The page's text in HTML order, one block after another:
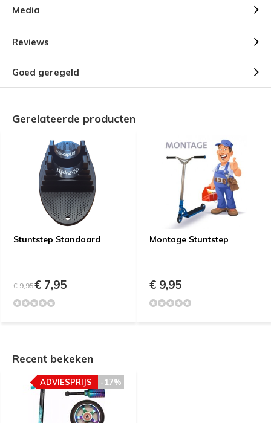
Media
Reviews
Goed geregeld
Gerelateerde producten
Stuntstep Standaard
€ 9,95€ 7,95
Montage Stuntstep
€ 9,95
Recent bekeken
-17%
ADVIESPRIJS